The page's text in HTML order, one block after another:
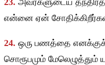
23. அவர்களுடைய
என்னை ஏன்
24. ஒரு பணத்தை எனக்குக்
சொரூபமும் மேலெழுத்தும்